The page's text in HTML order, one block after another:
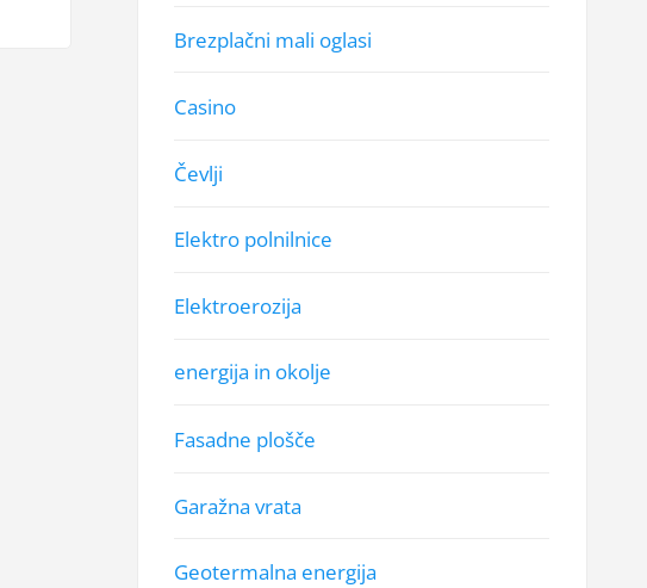
Brezplačni mali oglasi
Casino
Čevlji
Elektro polnilnice
Elektroerozija
energija in okolje
Fasadne plošče
Garažna vrata
Geotermalna energija